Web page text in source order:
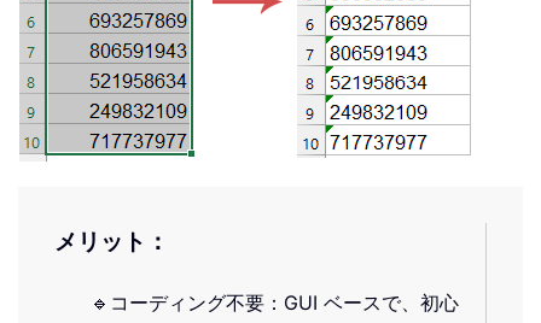
メリット：
🔹コーディング不要：GUI ベースで、初心